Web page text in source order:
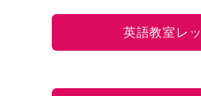
英語教室レ